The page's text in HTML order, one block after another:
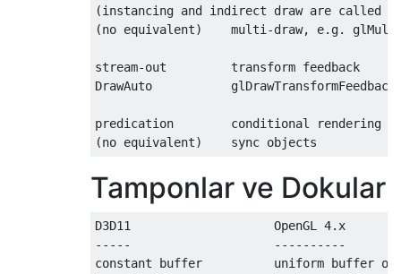
(instancing and indirect draw are called
(no equivalent)    multi-draw, e.g.
stream-out         transform feedback
DrawAuto           glDrawTransformFeedback​
predication        conditional rendering
(no equivalent)    sync objects
Tamponlar ve Dokular
D3D11                    OpenGL 4.x
-----                    ----------
constant buffer          uniform buffer